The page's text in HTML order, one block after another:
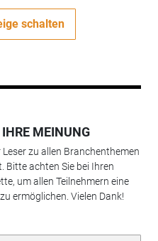
schalten
MEINUNG
zu allen Branchenthemen
Bitte achten Sie bei Ihren
um allen Teilnehmern eine
ermöglichen. Vielen Dank!